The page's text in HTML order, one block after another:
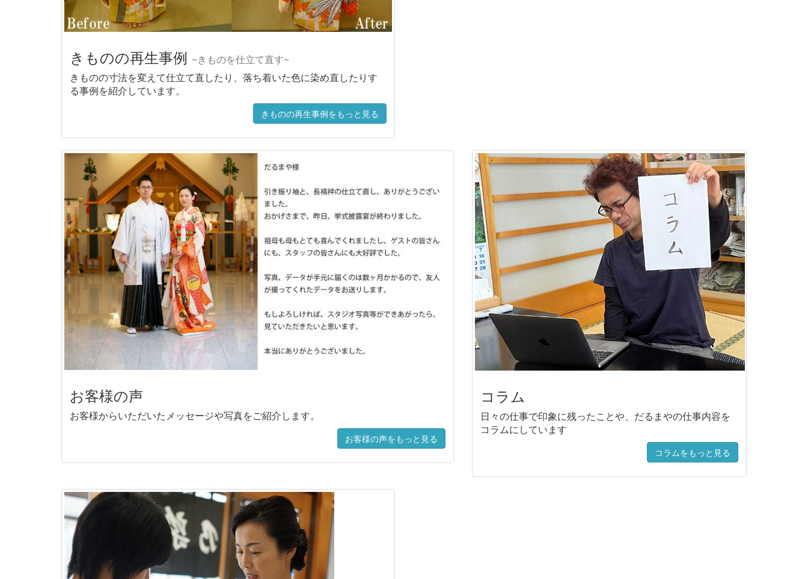
きものの再生事例 ~きものを仕立て直す~
きものの寸法を変えて仕立て直したり、落ち着いた色に染め直したりす
る事例を紹介しています。
きものの再生事例をもっと見る
お客様の声
お客様からいただいたメッセージや写真をご紹介します。
お客様の声をもっと見る
コラム
日々の仕事で印象に残ったことや、だるまやの仕事内容を
コラムにしています
コラムをもっと見る